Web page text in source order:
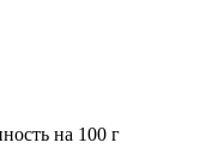
на 100 г